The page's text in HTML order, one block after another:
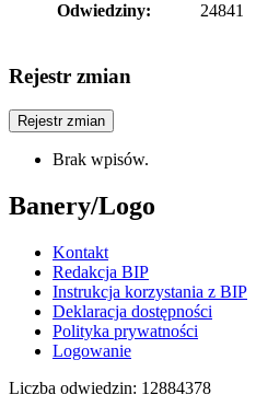
Odwiedziny:
24841
Rejestr zmian
Rejestr zmian
Brak wpisów.
Banery/Logo
Kontakt
Redakcja BIP
Instrukcja korzystania z BIP
Deklaracja dostępności
Polityka prywatności
Logowanie
Liczba odwiedzin: 12884378